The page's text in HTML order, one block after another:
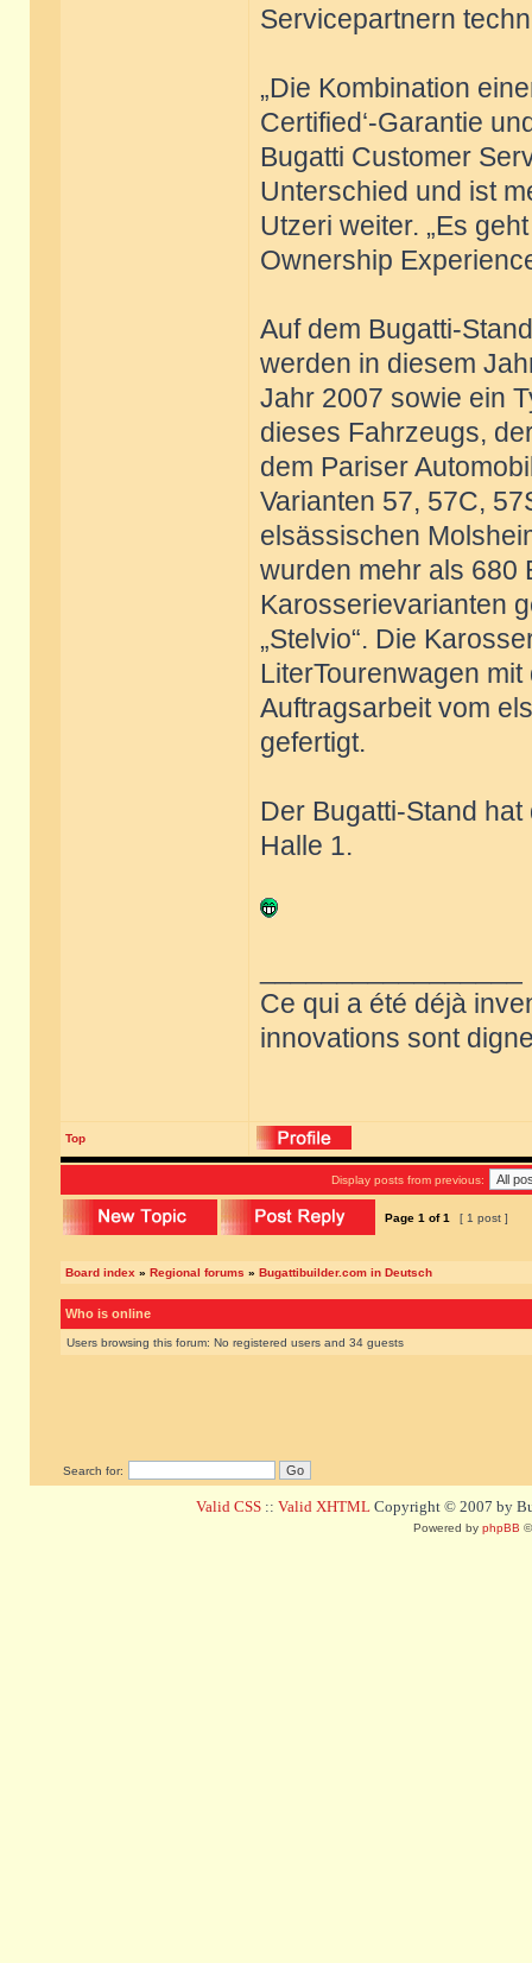
Servicepartnern
„Die Kombination
Certified‘-Garantie
Bugatti Customer
Unterschied und ist
Utzeri weiter. „Es
Ownership
Auf dem Bugatti-
werden in diesem
Jahr 2007 sowie ein
dieses Fahrzeugs,
dem Pariser
Varianten 57, 57C,
elsässischen
wurden mehr als 680
Karosserievarianten
„Stelvio“. Die
LiterTourenwagen
Auftragsarbeit vom
gefertigt.
Der Bugatti-Stand
Halle 1.
Ce qui a été déjà
innovations sont
Top
Display posts from previous:
Page 1 of1 [ 1 post ]
Board index » Regional forums » Bugattibuilder.com in Deutsch
Who is online
Users browsing this forum: No registered users and 34 guests
Search for:
Valid CSS :: Valid XHTML Copyright © 2007 by
Powered by phpBB